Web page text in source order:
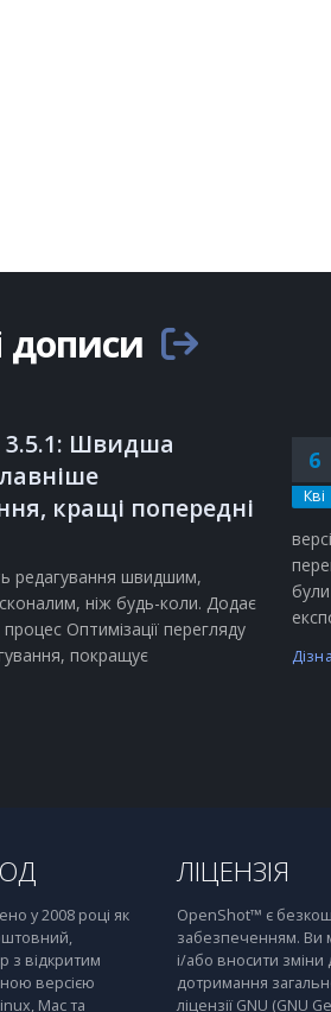
дописи
3.5.1: Швидша
кращі попередні
редагування швидшим,
ніж будь-коли. Додає
Оптимізації перегляду
покращує
6
Кві
у 2008 році як
з відкритим
версією
Mac та
ЛІЦЕНЗІЯ
OpenShot™ є
забезпеченням.
і/або вносити зміни
дотримання
ліцензії GNU (GNU